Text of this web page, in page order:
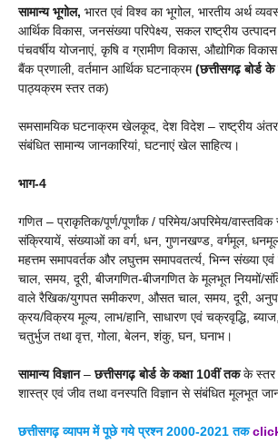
सामान्य भूगोल, भारत एवं विश्व का भूगोल, भारतीय अर्थ
आर्थिक विकास, जनसंख्या परिपेक्ष्य, सकल राष्ट्रीय
पंचवर्षीय योजनाएं, कृषि व ग्रामीण विकास, औद्योगिक
बैंक प्रणाली, वर्तमान आर्थिक घटनाक्रम(छत्तीसगढ़ बोर्ड
पाठ्यक्रम स्तर तक)
समसामयिक घटनाक्रम खेलकूद, देश विदेश – राष्ट्रीय
संबंधित सामान्य जानकारियां, घटनाएं खेल साहित्य।
भाग-4
गणित – प्राकृतिक/पूर्ण/पूर्णांक / परिमेय/अपरिमेय/
संक्रियायें, संख्याओं का वर्ग, धन, गुणनखण्ड, वर्गमूल, धनमूल
महत्तम समापवर्तक और लघुत्तम समापवतर्त्य, भिन्न संख्या
चाल, समय, दूरी, बीजगणित-बीजगणित के मूलभूत नियमों/
वाले रैखिक/युगपत समीकरण, औसत चाल, समय, दूरी,
क्रय/विक्रय मूल्य, लाभ/हानि, साधारण एवं चक्रवृद्धि,
चतुर्भुज तथा वृत्त, गोला, बेलन, शंकु, घन, घनाभ।
सामान्य विज्ञान–छत्तीसगढ़ बोर्ड के कक्षा 10वीं तकके स्तर
शास्त्र एवं जीव तथा वनस्पति विज्ञान से संबंधित मूलभूत
छत्तीसगढ़ व्यापम में पूछे गये प्रश्न 2000-2021 तक